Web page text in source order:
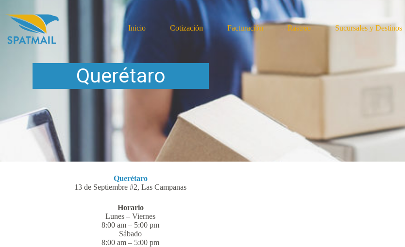
Inicio Cotización Facturación Rastreo Sucursales y Destinos
Querétaro
Querétaro
13 de Septiembre #2, Las Campanas
Horario
Lunes – Viernes
8:00 am – 5:00 pm
Sábado
8:00 am – 5:00 pm